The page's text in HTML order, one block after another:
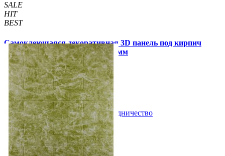
SALE
HIT
BEST
Самоклеющаяся декоративная 3D панель под кирпич
мрамор темное море 700x770x5мм
105 грн/шт 180 грн/шт
Купить В закладки Сотрудничество